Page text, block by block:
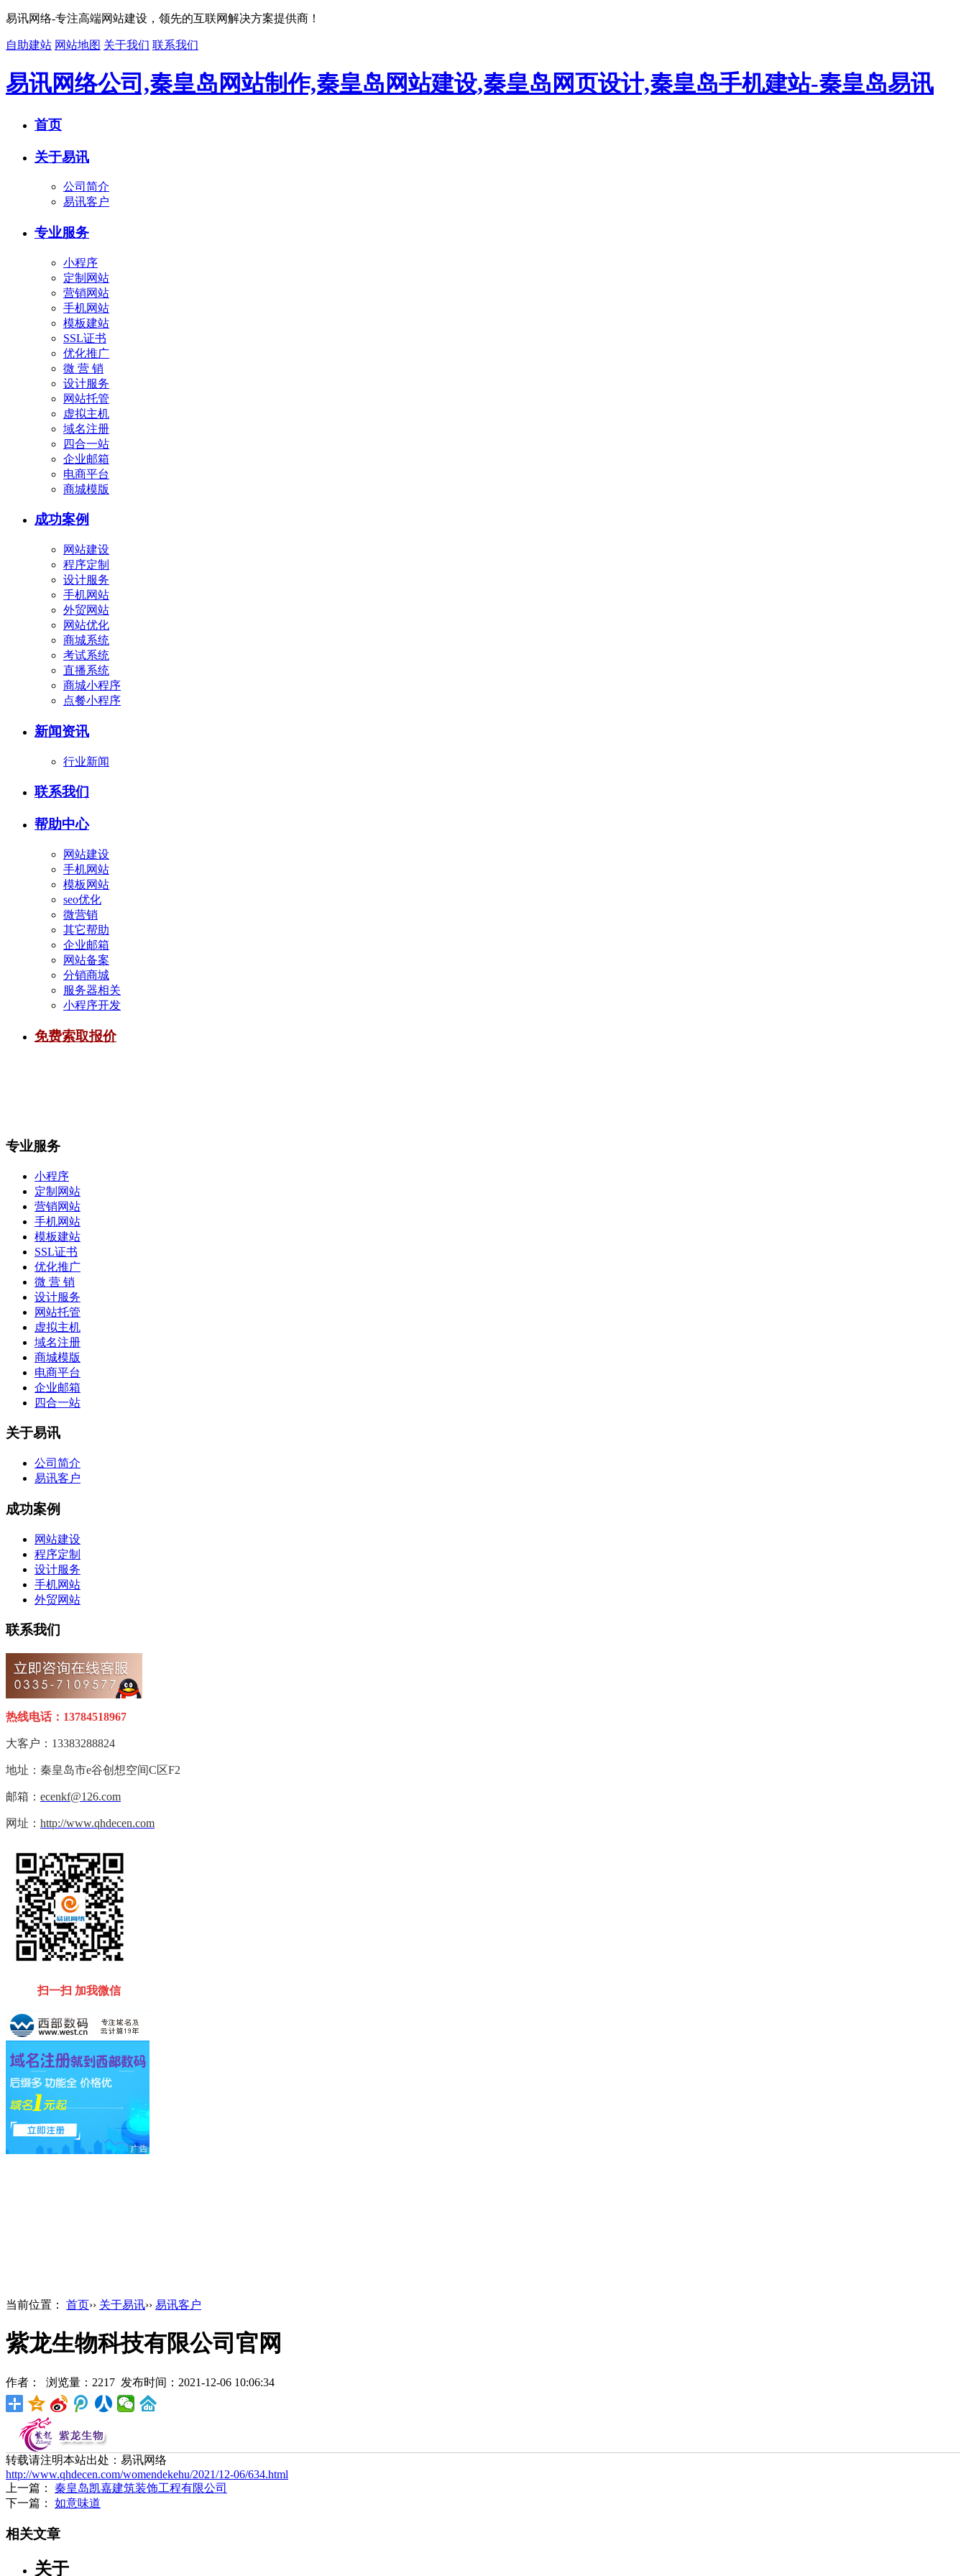
易讯网络-专注高端网站建设，领先的互联网解决方案提供商！
自助建站 网站地图 关于我们 联系我们
易讯网络公司,秦皇岛网站制作,秦皇岛网站建设,秦皇岛网页设计,秦皇岛手机建站-秦皇岛易讯
首页
关于易讯
公司简介
易讯客户
专业服务
小程序
定制网站
营销网站
手机网站
模板建站
SSL证书
优化推广
微 营 销
设计服务
网站托管
虚拟主机
域名注册
四合一站
企业邮箱
电商平台
商城模版
成功案例
网站建设
程序定制
设计服务
手机网站
外贸网站
网站优化
商城系统
考试系统
直播系统
商城小程序
点餐小程序
新闻资讯
行业新闻
联系我们
帮助中心
网站建设
手机网站
模板网站
seo优化
微营销
其它帮助
企业邮箱
网站备案
分销商城
服务器相关
小程序开发
免费索取报价
专业服务
小程序
定制网站
营销网站
手机网站
模板建站
SSL证书
优化推广
微 营 销
设计服务
网站托管
虚拟主机
域名注册
商城模版
电商平台
企业邮箱
四合一站
关于易讯
公司简介
易讯客户
成功案例
网站建设
程序定制
设计服务
手机网站
外贸网站
联系我们
热线电话：13784518967
大客户：13383288824
地址：秦皇岛市e谷创想空间C区F2
邮箱： ecenkf@126.com
网址： http://www.qhdecen.com
扫一扫 加我微信
当前位置： 首页›› 关于易讯›› 易讯客户
紫龙生物科技有限公司官网
作者： 浏览量：2217 发布时间：2021-12-06 10:06:34
转载请注明本站出处：易讯网络
http://www.qhdecen.com/womendekehu/2021/12-06/634.html
上一篇： 秦皇岛凯嘉建筑装饰工程有限公司
下一篇： 如意味道
相关文章
关于